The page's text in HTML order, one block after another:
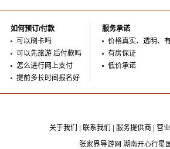
如何预订/付款
可以刷卡吗
可以先旅游 后付款吗
怎么进行网上支付
提前多长时间报名好
服务承诺
价格真实、透明、
有房保证
低价承诺
关于我们 联系我们 服务提供商
营
张家界导游网 湖南开心行星